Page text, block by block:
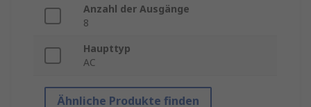
Anzahl der Ausgänge
8
Haupttyp
AC
Ähnliche Produkte finden